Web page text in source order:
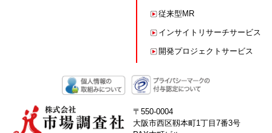
従来型MR
インサイトリサーチサービス
開発プロジェクトサービス
〒550-0004
大阪市西区靱本町1丁目7番3号